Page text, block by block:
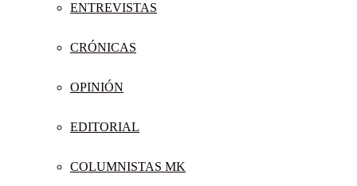
ENTREVISTAS
CRÓNICAS
OPINIÓN
EDITORIAL
COLUMNISTAS MK